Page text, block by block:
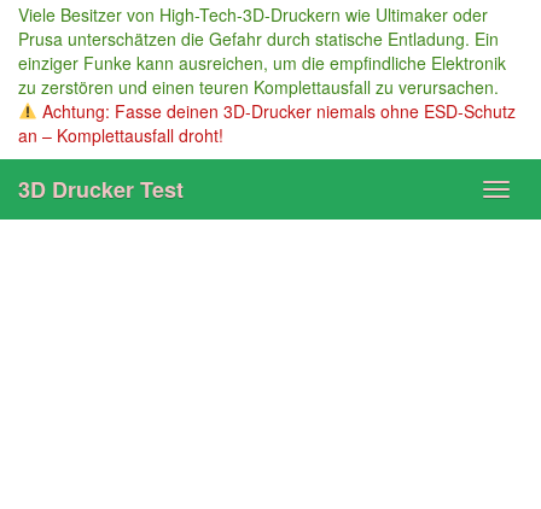
Viele Besitzer von High-Tech-3D-Druckern wie Ultimaker oder
Prusa unterschätzen die Gefahr durch statische Entladung. Ein
einziger Funke kann ausreichen, um die empfindliche Elektronik
zu zerstören und einen teuren Komplettausfall zu verursachen.
Achtung: Fasse deinen 3D-Drucker niemals ohne ESD-Schutz
an – Komplettausfall droht!
3D Drucker Test